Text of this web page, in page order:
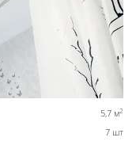
5,7 м2
7 шт